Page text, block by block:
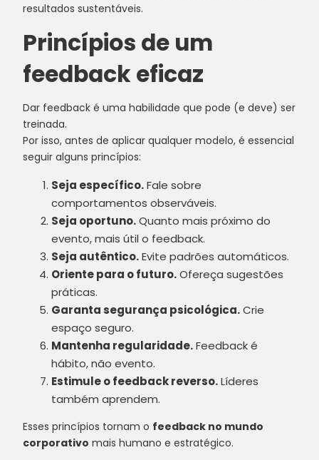
resultados sustentáveis.
Princípios de um
feedback eficaz
Dar feedback é uma habilidade que pode (e deve) ser
treinada.
Por isso, antes de aplicar qualquer modelo, é essencial
seguir alguns princípios:
Seja específico.Fale sobre
comportamentos observáveis.
Seja oportuno.Quanto mais próximo do
evento, mais útil o feedback.
Seja autêntico.Evite padrões automáticos.
Oriente para o futuro.Ofereça sugestões
práticas.
Garanta segurança psicológica.Crie
espaço seguro.
Mantenha regularidade.Feedback é
hábito, não evento.
Estimule o feedback reverso.Líderes
também aprendem.
Esses princípios tornam o feedback no mundo
corporativo mais humano e estratégico.